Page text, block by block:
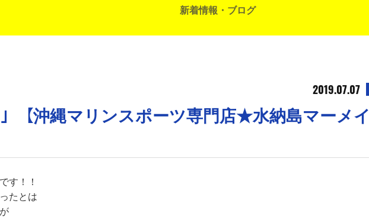
新着情報・ブログ
2019.07.07
【沖縄マリンスポーツ専門店★水納島マーメイ
です！！
たとは